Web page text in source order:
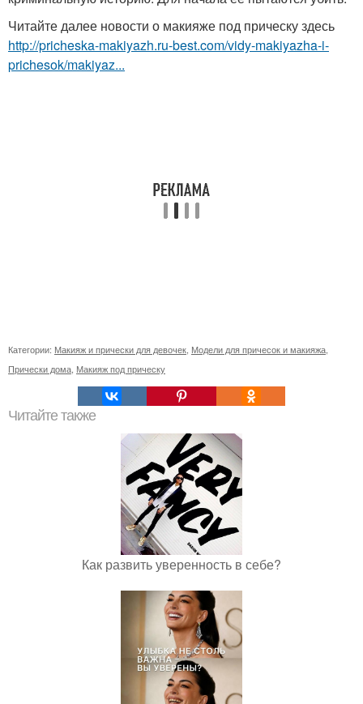
Читайте далее новости о макияже под прическу здесь
http://pricheska-makiyazh.ru-best.com/vidy-makiyazha-i-
prichesok/makiyaz...
Категории: Макияж и прически для девочек Модели для причесок и макияжа
Прически дома Макияж под прическу
Читайте также
Как развить уверенность в себе?